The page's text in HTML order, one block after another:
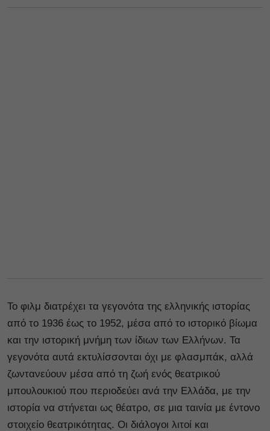
Το φιλμ διατρέχει τα γεγονότα της ελληνικής ιστορίας
από το 1936 έως το 1952, μέσα από το ιστορικό βίωμα
και την ιστορική μνήμη των ίδιων των Ελλήνων. Τα
γεγονότα αυτά εκτυλίσσονται όχι με φλασμπάκ, αλλά
ζωντανεύουν μέσα από τη ζωή ενός θεατρικού
μπουλουκιού που περιοδεύει ανά την Ελλάδα, με την
ιστορία να στήνεται ως θέατρο, σε μια ταινία με έντονο
στοιχείο θεατρικότητας. Οι διάλογοι λιτοί και